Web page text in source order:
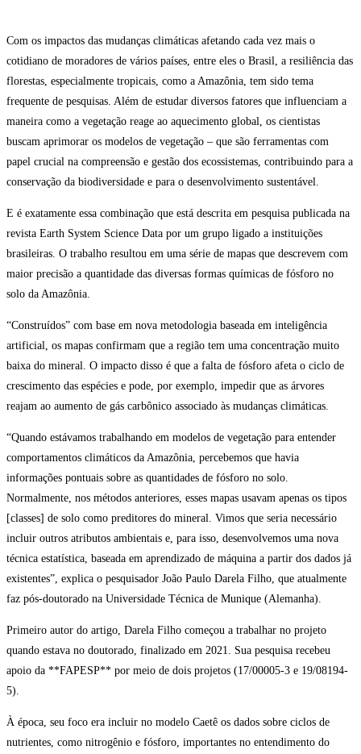
Com os impactos das mudanças climáticas afetando cada vez mais o
cotidiano de moradores de vários países, entre eles o Brasil, a resiliência das
florestas, especialmente tropicais, como a Amazônia, tem sido tema
frequente de pesquisas. Além de estudar diversos fatores que influenciam a
maneira como a vegetação reage ao aquecimento global, os cientistas
buscam aprimorar os modelos de vegetação – que são ferramentas com
papel crucial na compreensão e gestão dos ecossistemas, contribuindo para a
conservação da biodiversidade e para o desenvolvimento sustentável.
E é exatamente essa combinação que está descrita em pesquisa publicada na
revista Earth System Science Data por um grupo ligado a instituições
brasileiras. O trabalho resultou em uma série de mapas que descrevem com
maior precisão a quantidade das diversas formas químicas de fósforo no
solo da Amazônia.
“Construídos” com base em nova metodologia baseada em inteligência
artificial, os mapas confirmam que a região tem uma concentração muito
baixa do mineral. O impacto disso é que a falta de fósforo afeta o ciclo de
crescimento das espécies e pode, por exemplo, impedir que as árvores
reajam ao aumento de gás carbônico associado às mudanças climáticas.
“Quando estávamos trabalhando em modelos de vegetação para entender
comportamentos climáticos da Amazônia, percebemos que havia
informações pontuais sobre as quantidades de fósforo no solo.
Normalmente, nos métodos anteriores, esses mapas usavam apenas os tipos
[classes] de solo como preditores do mineral. Vimos que seria necessário
incluir outros atributos ambientais e, para isso, desenvolvemos uma nova
técnica estatística, baseada em aprendizado de máquina a partir dos dados já
existentes”, explica o pesquisador João Paulo Darela Filho, que atualmente
faz pós-doutorado na Universidade Técnica de Munique (Alemanha).
Primeiro autor do artigo, Darela Filho começou a trabalhar no projeto
quando estava no doutorado, finalizado em 2021. Sua pesquisa recebeu
apoio da **FAPESP** por meio de dois projetos (17/00005-3 e 19/08194-
5).
À época, seu foco era incluir no modelo Caetê os dados sobre ciclos de
nutrientes, como nitrogênio e fósforo, importantes no entendimento do